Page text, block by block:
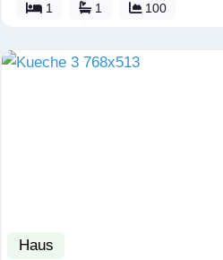
1 1 100
Haus